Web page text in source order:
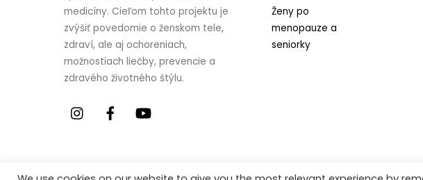
medicíny. Cieľom tohto projektu je
zvýšiť povedomie o ženskom tele,
zdraví, ale aj ochoreniach,
možnostiach liečby, prevencie a
zdravého životného štýlu.
Ženy po
menopauze a
seniorky